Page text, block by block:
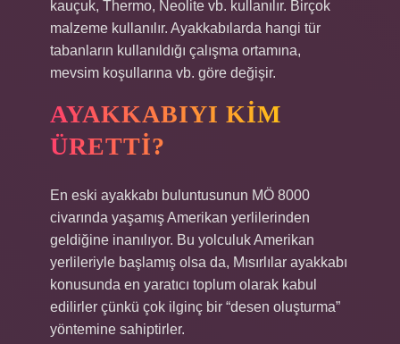
kauçuk, Thermo, Neolite vb. kullanılır. Birçok
malzeme kullanılır. Ayakkabılarda hangi tür
tabanların kullanıldığı çalışma ortamına,
mevsim koşullarına vb. göre değişir.
AYAKKABIYI KIM
ÜRETTI?
En eski ayakkabı buluntusunun MÖ 8000
civarında yaşamış Amerikan yerlilerinden
geldiğine inanılıyor. Bu yolculuk Amerikan
yerlileriyle başlamış olsa da, Mısırlılar ayakkabı
konusunda en yaratıcı toplum olarak kabul
edilirler çünkü çok ilginç bir “desen oluşturma”
yöntemine sahiptirler.